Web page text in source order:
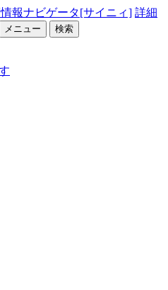
報ナビゲータ[サイニィ] 詳細
メニュー 検索